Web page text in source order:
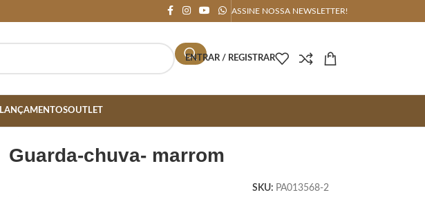
ASSINE NOSSA NEWSLETTER!
ENTRAR / REGISTRAR
LANÇAMENTOSOUTLET
guarda-chuva- marrom
SKU: PA013568-2